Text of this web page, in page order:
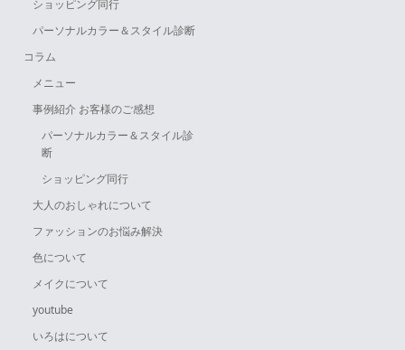
ショッピング同行
パーソナルカラー＆スタイル診断
コラム
メニュー
事例紹介 お客様のご感想
パーソナルカラー＆スタイル診
断
ショッピング同行
大人のおしゃれについて
ファッションのお悩み解決
色について
メイクについて
youtube
いろはについて